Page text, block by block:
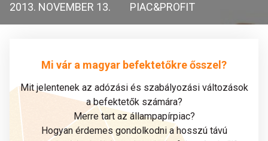
2013. NOVEMBER 13. PIAC&PROFIT
Mi vár a magyar befektetőkre ősszel?
Mit jelentenek az adózási és szabályozási változások
a befektetők számára?
Merre tart az állampapírpiac?
Hogyan érdemes gondolkodni a hosszú távú